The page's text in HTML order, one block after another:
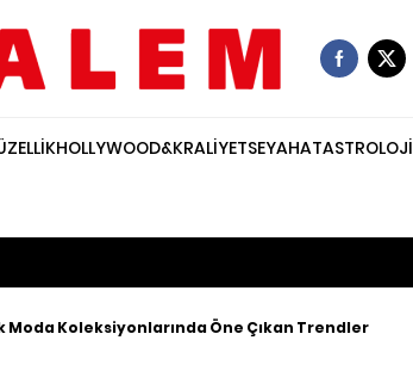
HOLLYWOOD&KRALİYETSEYAHATASTROLOJİ
Moda Koleksiyonlarında Öne Çıkan Trendler